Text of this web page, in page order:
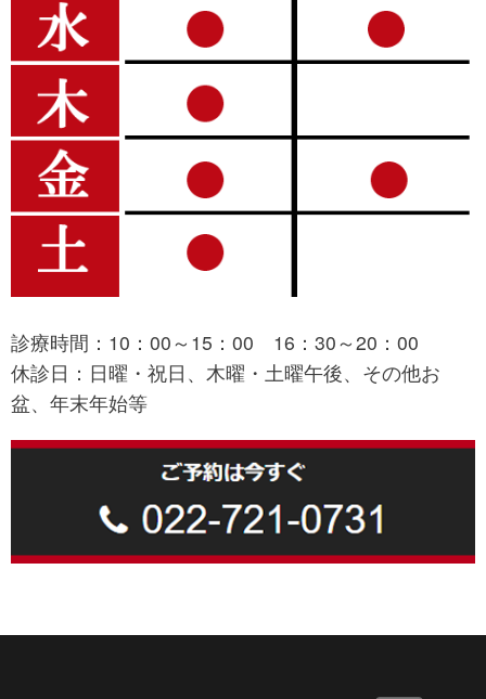
診療時間：10：00～15：00 16：30～20：00
休診日：日曜・祝日、木曜・土曜午後、その他お
盆、年末年始等